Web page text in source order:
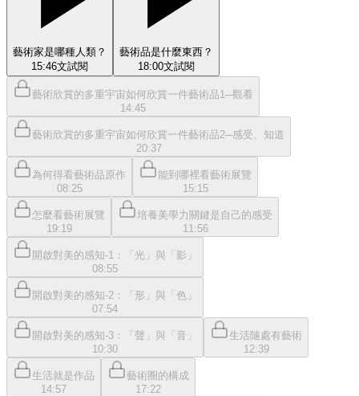
藝術家是哪種人類？
15:46文試閱
藝術品是什麼東西？
18:00文試閱
藝術欣賞的多重宇宙如何欣賞一件藝術品1─觀看
14:45
藝術欣賞的多重宇宙如何欣賞一件藝術品2─感受、知道
20:37
為何得看藝術品原作
08:25
能到哪裡看藝術展覽
15:15
怎麼看藝術展覽
19:19
培養美學力關鍵是自己的感受
11:56
開啟對美的感知-1：「光」與「影」
08:55
開啟對美的感知-2：「形」與「色」
07:54
開啟對美的感知-3：「聲」與「音」
10:30
生活隨處有藝術
12:39
生活就是作品
14:57
藝術圈的構成
17:22